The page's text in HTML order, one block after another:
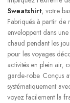
Sweatshirt, votre
Fabriqués à partir de
enveloppent dans
chaud pendant les
pour les voyages
activités en plein air,
garde-robe. Conçus
systématiquement
voyez facilement la